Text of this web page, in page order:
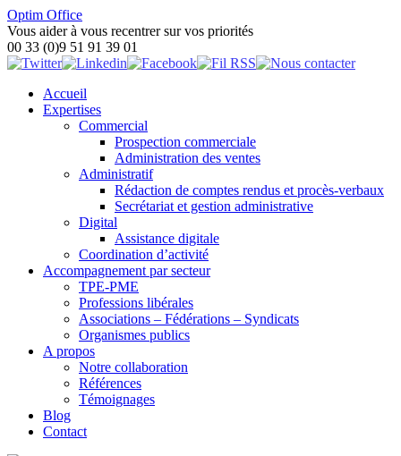
Optim Office
Vous aider à vous recentrer sur vos priorités
00 33 (0)9 51 91 39 01
Accueil
Expertises
Commercial
Prospection commerciale
Administration des ventes
Administratif
Rédaction de comptes rendus et procès-verbaux
Secrétariat et gestion administrative
Digital
Assistance digitale
Coordination d’activité
Accompagnement par secteur
TPE-PME
Professions libérales
Associations – Fédérations – Syndicats
Organismes publics
A propos
Notre collaboration
Références
Témoignages
Blog
Contact